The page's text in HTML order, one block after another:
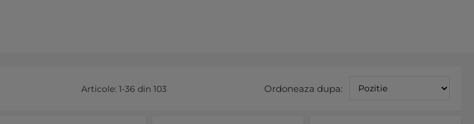
Articole:1-36 din103 Ordoneaza dupa: